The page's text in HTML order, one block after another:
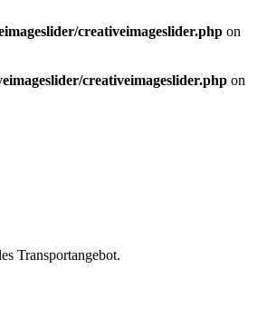
creativeimageslider.php on
creativeimageslider.php on
Transportangebot.